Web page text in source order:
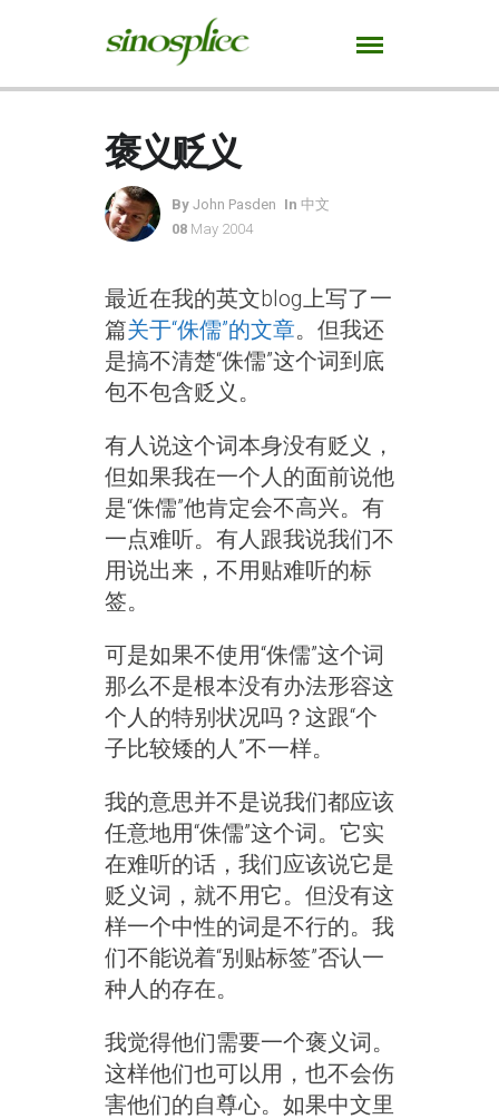
褒义贬义
By John Pasden In 中文
08 May 2004
最近在我的英文blog上写了一
篇关于“侏儒”的文章。但我还
是搞不清楚“侏儒”这个词到底
包不包含贬义。
有人说这个词本身没有贬义，
但如果我在一个人的面前说他
是“侏儒”他肯定会不高兴。有
一点难听。有人跟我说我们不
用说出来，不用贴难听的标
签。
可是如果不使用“侏儒”这个词
那么不是根本没有办法形容这
个人的特别状况吗？这跟“个
子比较矮的人”不一样。
我的意思并不是说我们都应该
任意地用“侏儒”这个词。它实
在难听的话，我们应该说它是
贬义词，就不用它。但没有这
样一个中性的词是不行的。我
们不能说着“别贴标签”否认一
种人的存在。
我觉得他们需要一个褒义词。
这样他们也可以用，也不会伤
害他们的自尊心。如果中文里